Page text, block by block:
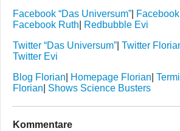
Facebook “Das Universum”
Facebook Ruth
Redbubble Evi
Twitter “Das Universum” Twitter
Twitter Evi
Blog Florian
Homepage Florian
Florian Shows Science Busters
Kommentare